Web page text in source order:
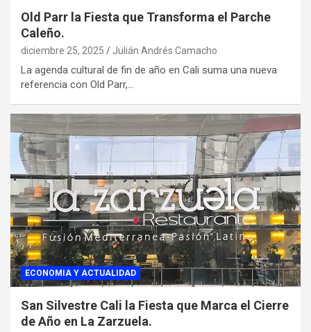
Old Parr la Fiesta que Transforma el Parche
Caleño.
diciembre 25, 2025 Julián Andrés Camacho
La agenda cultural de fin de año en Cali suma una nueva
referencia con Old Parr,…
ECONOMIA Y ACTUALIDAD
San Silvestre Cali la Fiesta que Marca el Cierre
de Año en La Zarzuela.